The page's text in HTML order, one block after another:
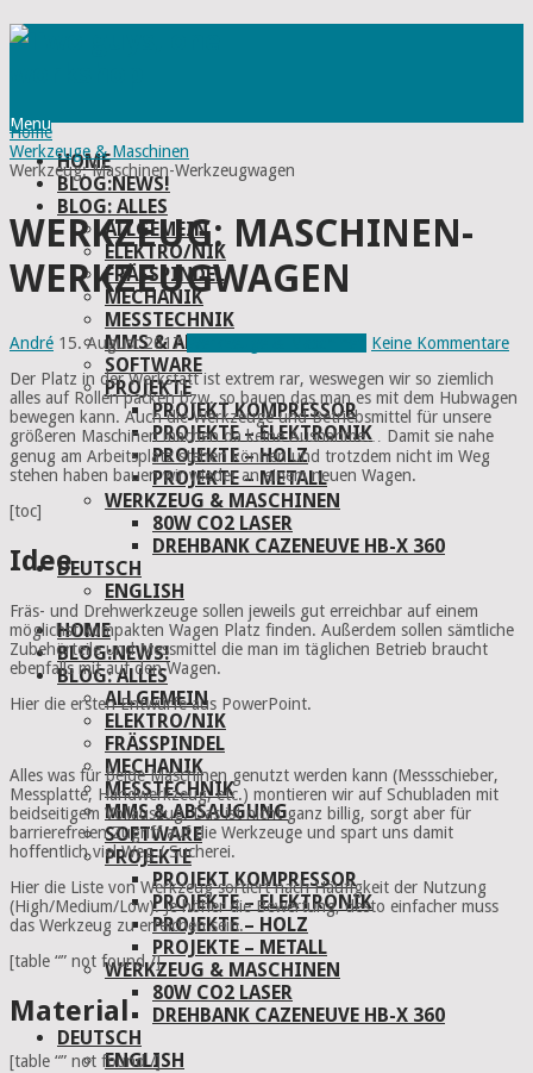
Menu
HOME
BLOG:NEWS!
BLOG: ALLES
ALLGEMEIN
ELEKTRO/NIK
FRÄSSPINDEL
MECHANIK
MESSTECHNIK
MMS & ABSAUGUNG
SOFTWARE
PROJEKTE
PROJEKT KOMPRESSOR
PROJEKTE – ELEKTRONIK
PROJEKTE – HOLZ
PROJEKTE – METALL
WERKZEUG & MASCHINEN
80W CO2 LASER
DREHBANK CAZENEUVE HB-X 360
DEUTSCH
ENGLISH
HOME
BLOG:NEWS!
BLOG: ALLES
ALLGEMEIN
ELEKTRO/NIK
FRÄSSPINDEL
MECHANIK
MESSTECHNIK
MMS & ABSAUGUNG
SOFTWARE
PROJEKTE
PROJEKT KOMPRESSOR
PROJEKTE – ELEKTRONIK
PROJEKTE – HOLZ
PROJEKTE – METALL
WERKZEUG & MASCHINEN
80W CO2 LASER
DREHBANK CAZENEUVE HB-X 360
DEUTSCH
ENGLISH
Home
Werkzeuge & Maschinen
Werkzeug: Maschinen-Werkzeugwagen
WERKZEUG: MASCHINEN-
WERKZEUGWAGEN
André 15. August 2017
Keine Kommentare
Der Platz in der Werkstatt ist extrem rar, weswegen wir so ziemlich
alles auf Rollen packen bzw. so bauen das man es mit dem Hubwagen
bewegen kann. Auch die Werkzeuge und Betriebsmittel für unsere
größeren Maschinen machen da keine Ausnahme… Damit sie nahe
genug am Arbeitsplatz stehen können und trotzdem nicht im Weg
stehen haben bauen wir wieder an einem neuen Wagen.
[toc]
Idee
Fräs- und Drehwerkzeuge sollen jeweils gut erreichbar auf einem
möglichst kompakten Wagen Platz finden. Außerdem sollen sämtliche
Zubehörteile und Messmittel die man im täglichen Betrieb braucht
ebenfalls mit auf den Wagen.
Hier die ersten Entwürfe aus PowerPoint.
Alles was für beide Maschinen genutzt werden kann (Messschieber,
Messplatte, Handwerkzeug, etc.) montieren wir auf Schubladen mit
beidseitigem Vollauszug. Das ist nicht ganz billig, sorgt aber für
barrierefreien Zugriff auf die Werkzeuge und spart uns damit
hoffentlich viel Weg / Sucherei.
Hier die Liste von Werkzeug sortiert nach Häufigkeit der Nutzung
(High/Medium/Low). Je höher die Bewertung, desto einfacher muss
das Werkzeug zu erreichen sein.
[table “” not found /]
Material
[table “” not found /]